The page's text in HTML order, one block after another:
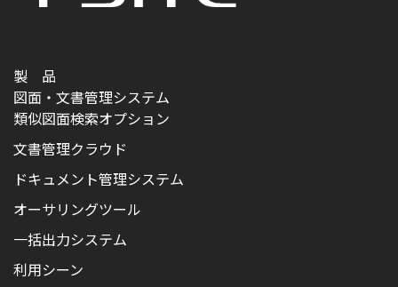
製 品
図面・文書管理システム
類似図面検索オプション
文書管理クラウド
ドキュメント管理システム
オーサリングツール
一括出力システム
利用シーン